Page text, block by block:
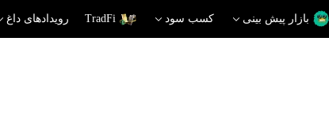
بازار پیش بینی کسب سود TradFi رویدادهای داغ